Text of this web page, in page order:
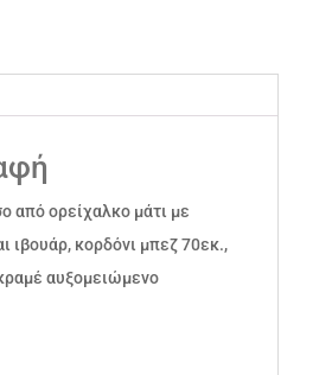
από ορείχαλκο μάτι με
ιβουάρ, κορδόνι μπεζ 70εκ.,
αυξομειώμενο